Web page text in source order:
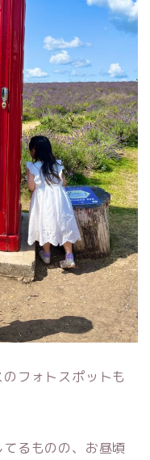
フォトスポットも
るものの、お昼頃